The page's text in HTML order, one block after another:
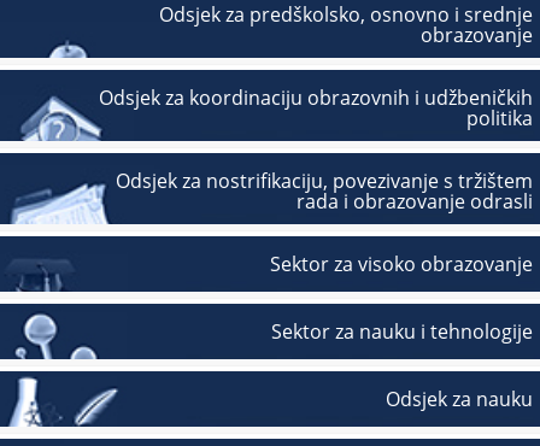
Odsjek za predškolsko, osnovno i srednje
obrazovanje
Odsjek za koordinaciju obrazovnih i udžbeničkih
politika
Odsjek za nostrifikaciju, povezivanje s tržištem
rada i obrazovanje odrasli
Sektor za visoko obrazovanje
Sektor za nauku i tehnologije
Odsjek za nauku